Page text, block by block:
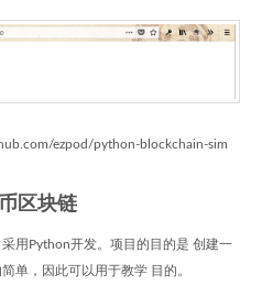
ezpod/python-blockchain-sim
区块链
用Python开发。项目的目的是 创建一
单，因此可以用于教学 目的。